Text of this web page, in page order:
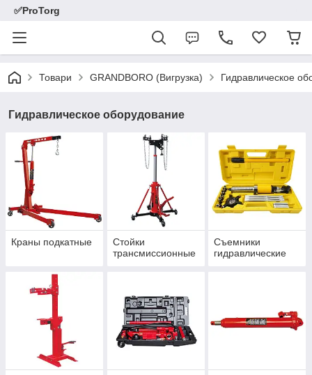
✅ProTorg
Товари GRANDBORO (Вигрузка) Гидравлическое
Гидравлическое оборудование
Краны подкатные
Стойки
трансмиссионные
Съемники
гидравлические